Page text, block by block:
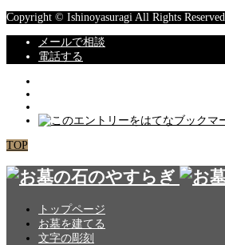
Copyright © Ishinoyasuragi All Rights Reserved.
メールで相談
電話する
TOP
トップページ
お墓を建てる
文字の彫刻